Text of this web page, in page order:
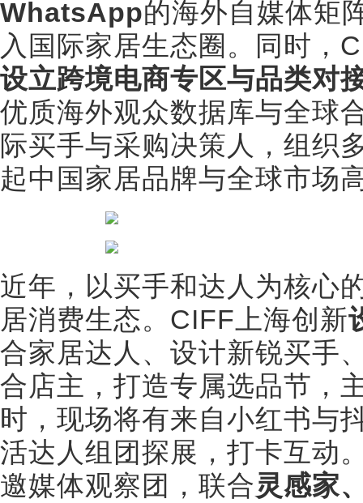
WhatsApp的海外自媒体矩
入国际家居生态圈。同时，
设立跨境电商专区与品类对
优质海外观众数据库与全球
际买手与采购决策人，组织
起中国家居品牌与全球市场
近年，以买手和达人为核心
居消费生态。CIFF上海创新
合家居达人、设计新锐买手
合店主，打造专属选品节，
时，现场将有来自小红书与
活达人组团探展，打卡互动
邀媒体观察团，联合灵感家